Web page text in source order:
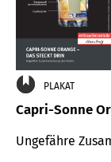
PLAKAT
Capri-Sonne
Ungefähre